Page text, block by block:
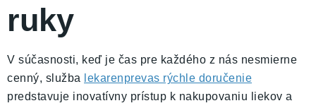
ruky
V súčasnosti, keď je čas pre každého z nás nesmierne
cenný, služba
lekarenprevas rýchle doručenie
predstavuje inovatívny prístup k nakupovaniu liekov a